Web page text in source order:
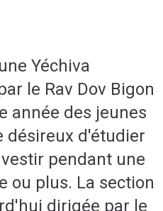
Yéchiva
le Rav Dov Bigon
année des jeunes
désireux d'étudier
pendant une
ou plus. La section
dirigée par le